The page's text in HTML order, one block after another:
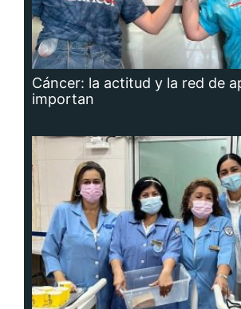
Cáncer: la actitud y la red de
importan